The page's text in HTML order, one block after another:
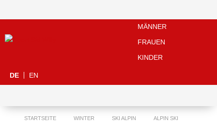
MÄNNER
FRAUEN
KINDER
DE EN
STARTSEITE WINTER SKI ALPIN
ALPIN SKI